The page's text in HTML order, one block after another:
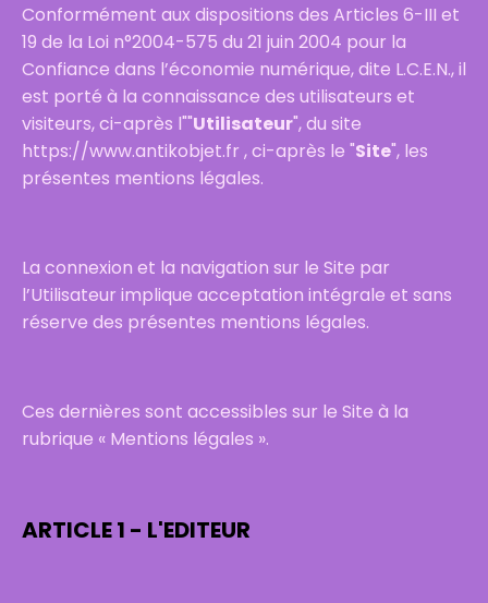
Conformément aux dispositions des Articles 6-III et
19 de la Loi n°2004-575 du 21 juin 2004 pour la
Confiance dans l’économie numérique, dite L.C.E.N., il
est porté à la connaissance des utilisateurs et
visiteurs, ci-après l""Utilisateur", du site
https://www.antikobjet.fr , ci-après le "Site", les
présentes mentions légales.
La connexion et la navigation sur le Site par
l’Utilisateur implique acceptation intégrale et sans
réserve des présentes mentions légales.
Ces dernières sont accessibles sur le Site à la
rubrique « Mentions légales ».
ARTICLE 1 - L'EDITEUR